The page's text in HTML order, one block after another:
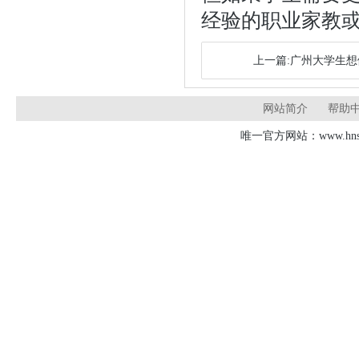
经验的职业家教
上一篇:广州大学生
网站简介 帮助
唯一官方网站：